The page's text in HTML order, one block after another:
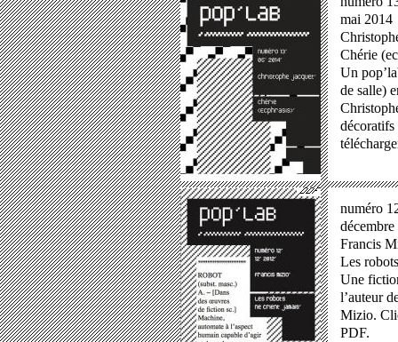
mai 2014
Chérie
Un
de salle)
numéro
Francis
Les
Une
l’auteur
Mizio.
PDF.